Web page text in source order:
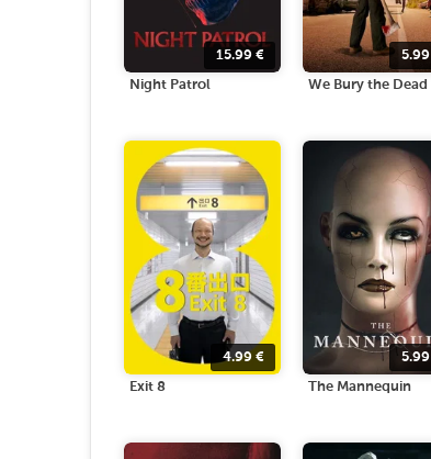
15.99€
Night Patrol
5.99
We Bury the Dead
4.99€
Exit 8
5.99
The Mannequin